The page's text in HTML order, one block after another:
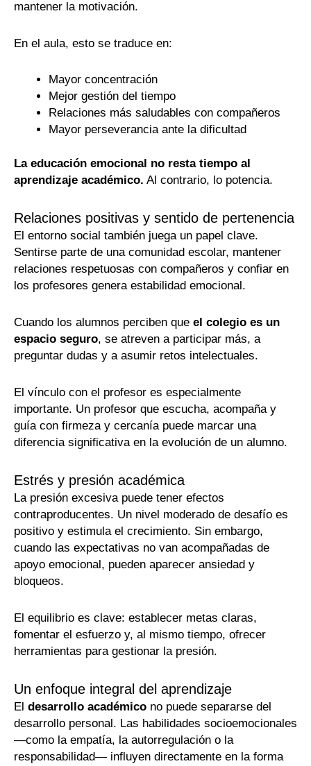
mantener la motivación.
En el aula, esto se traduce en:
Mayor concentración
Mejor gestión del tiempo
Relaciones más saludables con compañeros
Mayor perseverancia ante la dificultad
La educación emocional no resta tiempo al
aprendizaje académico. Al contrario, lo potencia.
Relaciones positivas y sentido de pertenencia
El entorno social también juega un papel clave.
Sentirse parte de una comunidad escolar, mantener
relaciones respetuosas con compañeros y confiar en
los profesores genera estabilidad emocional.
Cuando los alumnos perciben que el colegio es un
espacio seguro, se atreven a participar más, a
preguntar dudas y a asumir retos intelectuales.
El vínculo con el profesor es especialmente
importante. Un profesor que escucha, acompaña y
guía con firmeza y cercanía puede marcar una
diferencia significativa en la evolución de un alumno.
Estrés y presión académica
La presión excesiva puede tener efectos
contraproducentes. Un nivel moderado de desafío es
positivo y estimula el crecimiento. Sin embargo,
cuando las expectativas no van acompañadas de
apoyo emocional, pueden aparecer ansiedad y
bloqueos.
El equilibrio es clave: establecer metas claras,
fomentar el esfuerzo y, al mismo tiempo, ofrecer
herramientas para gestionar la presión.
Un enfoque integral del aprendizaje
El desarrollo académico no puede separarse del
desarrollo personal. Las habilidades socioemocionales
—como la empatía, la autorregulación o la
responsabilidad— influyen directamente en la forma